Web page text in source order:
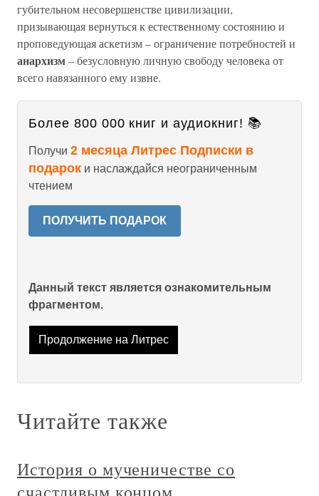
губительном несовершенстве цивилизации,
призывающая вернуться к естественному состоянию и
проповедующая аскетизм – ограничение потребностей и
анархизм– безусловную личную свободу человека от
всего навязанного ему извне.
Более 800 000 книг и аудиокниг! 📚
Получи 2 месяца Литрес Подписки в
подарок и наслаждайся неограниченным
чтением
ПОЛУЧИТЬ ПОДАРОК
Данный текст является ознакомительным
фрагментом.
Продолжение на Литрес
Читайте также
История о мученичестве со